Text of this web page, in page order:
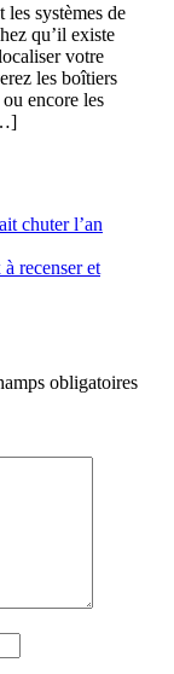
systèmes de
qu’il existe
votre
les boîtiers
encore les
chuter l’an
recenser et
obligatoires